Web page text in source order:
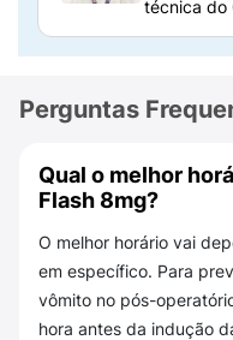
É importante
possui alergia a
Como Vonau
Sua fórmula atua
evitar o mal-estar
enjoo, fazendo
seu estado de
técnica do
Perguntas
Qual o melhor
Flash 8mg?
O melhor horário vai
em específico. Para
vômito no pós-
hora antes da indução